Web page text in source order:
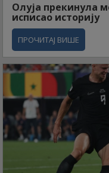
Олуја прекинула
исписао историју
ПРОЧИТАЈ ВИШЕ